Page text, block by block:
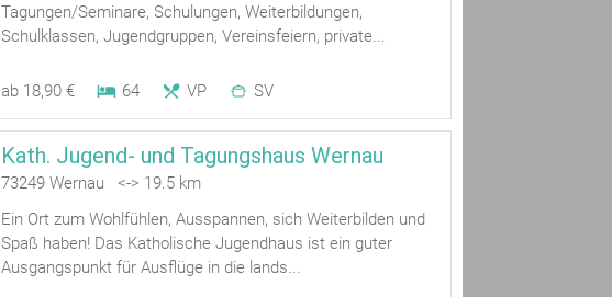
Tagungen/Seminare, Schulungen, Weiterbildungen,
Schulklassen, Jugendgruppen, Vereinsfeiern, private...
ab 18,90 € 64 VP SV
Kath. Jugend- und Tagungshaus Wernau
73249 Wernau <-> 19.5 km
Ein Ort zum Wohlfühlen, Ausspannen, sich Weiterbilden und
Spaß haben! Das Katholische Jugendhaus ist ein guter
Ausgangspunkt für Ausflüge in die lands...